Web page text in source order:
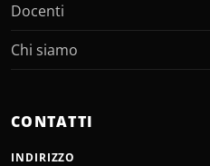
Docenti
Chi siamo
CONTATTI
INDIRIZZO